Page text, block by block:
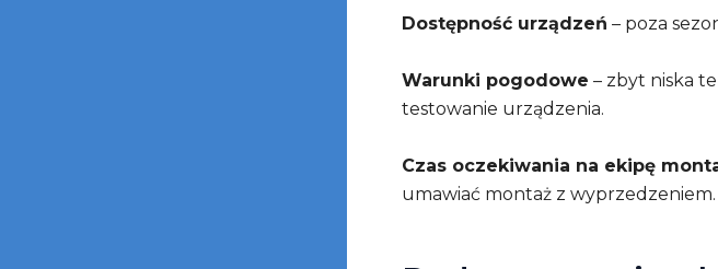
Dostępność urządzeń – poza
Warunki pogodowe – zbyt niska
testowanie urządzenia.
Czas oczekiwania na ekipę
umawiać montaż z wyprzedzeniem.